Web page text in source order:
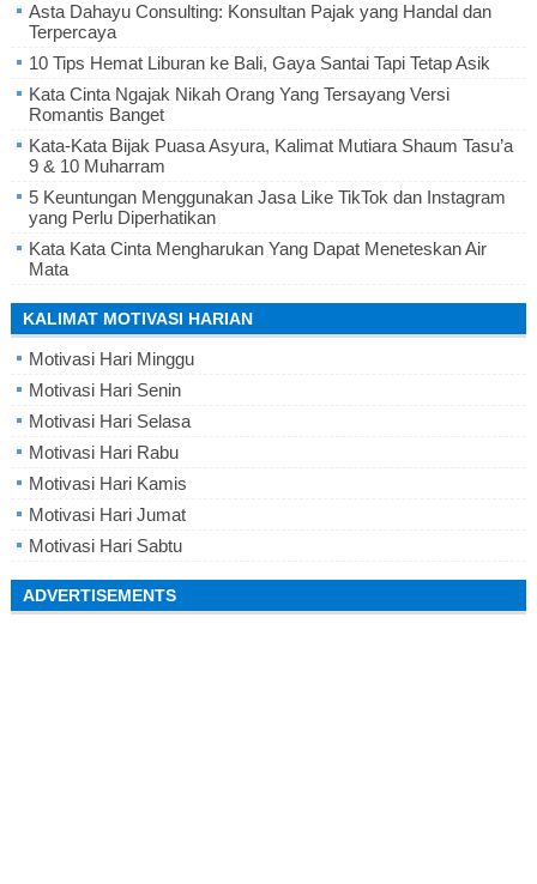
Asta Dahayu Consulting: Konsultan Pajak yang Handal dan
Terpercaya
10 Tips Hemat Liburan ke Bali, Gaya Santai Tapi Tetap Asik
Kata Cinta Ngajak Nikah Orang Yang Tersayang Versi
Romantis Banget
Kata-Kata Bijak Puasa Asyura, Kalimat Mutiara Shaum Tasu’a
9 & 10 Muharram
5 Keuntungan Menggunakan Jasa Like TikTok dan Instagram
yang Perlu Diperhatikan
Kata Kata Cinta Mengharukan Yang Dapat Meneteskan Air
Mata
KALIMAT MOTIVASI HARIAN
Motivasi Hari Minggu
Motivasi Hari Senin
Motivasi Hari Selasa
Motivasi Hari Rabu
Motivasi Hari Kamis
Motivasi Hari Jumat
Motivasi Hari Sabtu
ADVERTISEMENTS